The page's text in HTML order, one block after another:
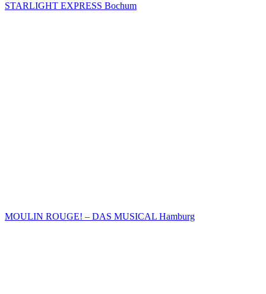
STARLIGHT EXPRESS Bochum
MOULIN ROUGE! – DAS MUSICAL Hamburg